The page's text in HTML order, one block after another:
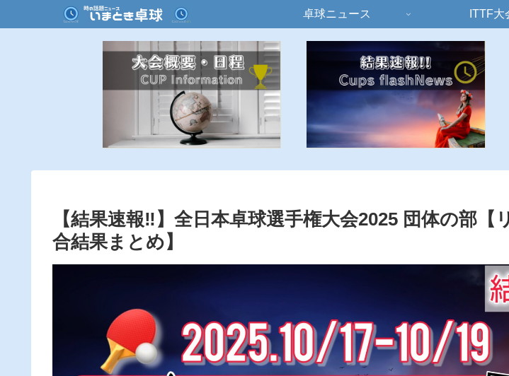
卓球ニュース ITTF大
【結果速報‼︎】全日本卓球選手権大会2025 団体の部【
合結果まとめ】